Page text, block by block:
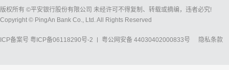
版权所有 ©平安银行股份有限公司 未经许可不得复制、转载或摘编，违者必究!
Copyright © PingAn Bank Co., Ltd. All Rights Reserved
ICP备案号 粤ICP备06118290号-2 粤公网安备 44030402000833号 隐私条款